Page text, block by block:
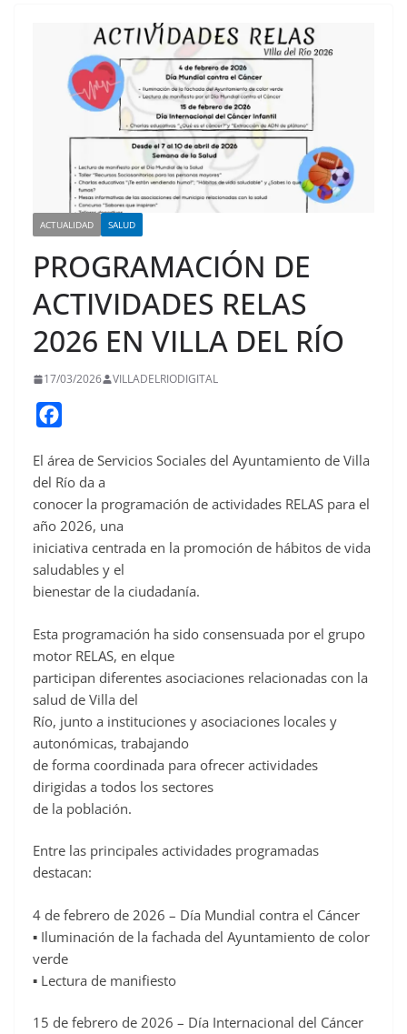
ACTUALIDAD SALUD
PROGRAMACIÓN DE
ACTIVIDADES RELAS
2026 EN VILLA DEL RÍO
17/03/2026 VILLADELRIODIGITAL
c
e
b
o
o
k
El área de Servicios Sociales del Ayuntamiento de Villa
del Río da a
conocer la programación de actividades RELAS para el
año 2026, una
iniciativa centrada en la promoción de hábitos de vida
saludables y el
bienestar de la ciudadanía.
Esta programación ha sido consensuada por el grupo
motor RELAS, en elque
participan diferentes asociaciones relacionadas con la
salud de Villa del
Río, junto a instituciones y asociaciones locales y
autonómicas, trabajando
de forma coordinada para ofrecer actividades
dirigidas a todos los sectores
de la población.
Entre las principales actividades programadas
destacan:
4 de febrero de 2026 – Día Mundial contra el Cáncer
▪ Iluminación de la fachada del Ayuntamiento de color
verde
▪ Lectura de manifiesto
15 de febrero de 2026 – Día Internacional del Cáncer